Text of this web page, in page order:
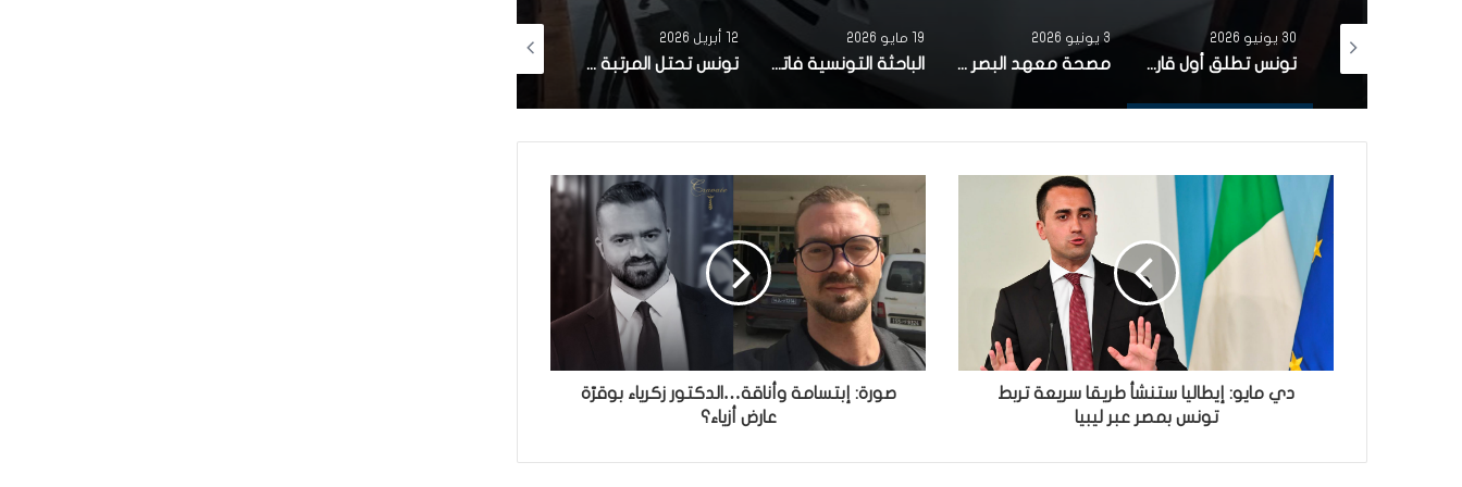
30 يونيو 2026
تونس تطلق أول قارب صيد كهربائي يعمل بالطاقة الشمسية في المتوسط
3 يونيو 2026
مصحة معهد البصر والشبكية بالبحيرة 1 تقوم باجراء اكثر من 50 عملية جراحية لازالة الماء الابيض مجانا لفائدة عدد من اهالي قفصة
19 مايو 2026
الباحثة التونسية فاتن المولدي تنجح في الحصول على براءة اختراع في الولايات المتحدة الأمريكية، وذلك بعد ابتكارها محركاً هجيناً ثورياً
12 أبريل 2026
تونس تحتل المرتبة الاولى افريقيا من حيث عدد النساء المطورات للبرمجيات
دي مايو: إيطاليا ستنشأ طريقا سريعة تربط
تونس بمصر عبر ليبيا
صورة: إبتسامة وأناقة…الدكتور زكرياء بوقرّة
عارض أزياء؟